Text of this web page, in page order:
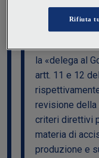
07 Novembre 2023
la «delega al
artt. 11 e 12
revisione della
criteri direttivi
materia di
produzione e